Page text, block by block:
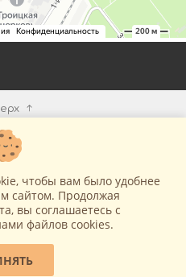
чтобы вам было удобнее
сайтом. Продолжая
вы соглашаетесь c
файлов cookies.